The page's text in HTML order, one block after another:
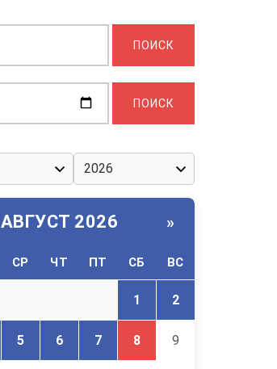
АВГУСТ 2026 »
СР ЧТ ПТ СБ ВС
1 2
5 6 7 8 9